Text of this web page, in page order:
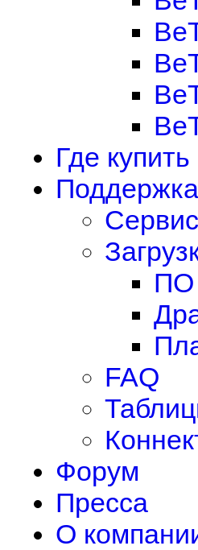
Где купить
Поддержка
Сервис
ПО
FAQ
Форум
Пресса
О